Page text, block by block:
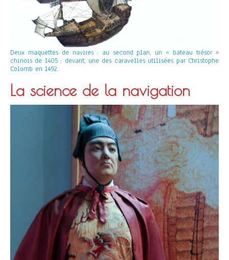
Deux maquettes de navires : au second plan, un « bateau trésor »
chinois de 1405 ; devant, une des caravelles utilisées par Christophe
Colomb en 1492.
La science de la navigation